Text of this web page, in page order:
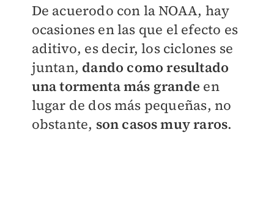
De acuerodo con la NOAA, hay
ocasiones en las que el efecto es
aditivo, es decir, los ciclones se
juntan, dando como resultado
una tormenta más grande en
lugar de dos más pequeñas, no
obstante, son casos muy raros.